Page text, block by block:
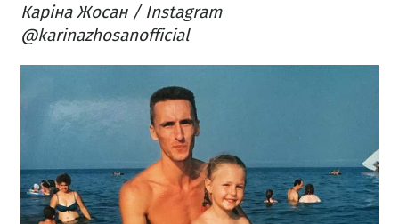
Каріна Жосан / Instagram
@karinazhosanofficial